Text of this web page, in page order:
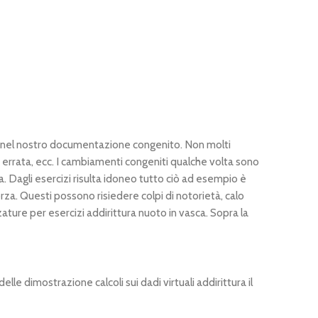
nostro documentazione congenito. Non molti
ecc. I cambiamenti congeniti qualche volta sono
Dagli esercizi risulta idoneo tutto ciò ad esempio è
Questi possono risiedere colpi di notorietà, calo
per esercizi addirittura nuoto in vasca. Sopra la
dimostrazione calcoli sui dadi virtuali addirittura il